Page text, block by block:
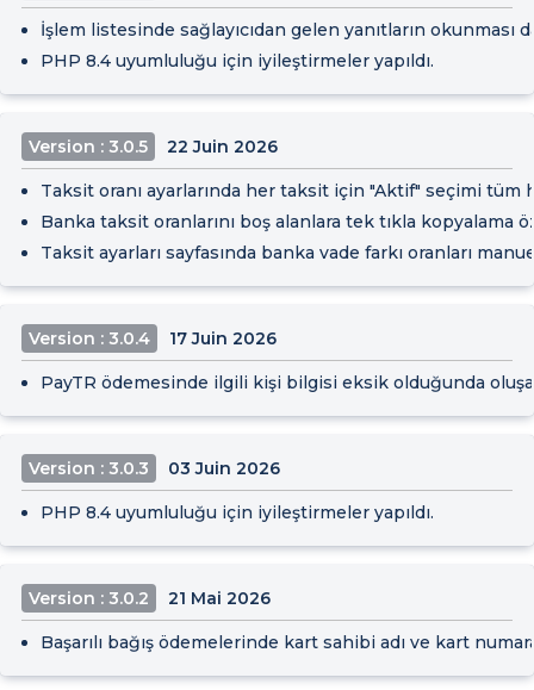
İşlem listesinde sağlayıcıdan gelen yanıtların okunması
PHP 8.4 uyumluluğu için iyileştirmeler yapıldı.
Version : 3.0.5 22 Juin 2026
Taksit oranı ayarlarında her taksit için "Aktif" seçimi
Banka taksit oranlarını boş alanlara tek tıkla kopyalama
Taksit ayarları sayfasında banka vade farkı oranları
Version : 3.0.4 17 Juin 2026
PayTR ödemesinde ilgili kişi bilgisi eksik olduğunda
Version : 3.0.3 03 Juin 2026
PHP 8.4 uyumluluğu için iyileştirmeler yapıldı.
Version : 3.0.2 21 Mai 2026
Başarılı bağış ödemelerinde kart sahibi adı ve kart